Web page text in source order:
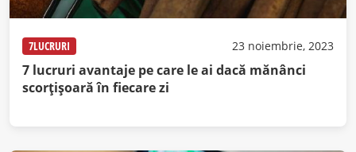
7LUCRURI 23 noiembrie, 2023
7 lucruri avantaje pe care le ai dacă mănânci
scorțișoară în fiecare zi